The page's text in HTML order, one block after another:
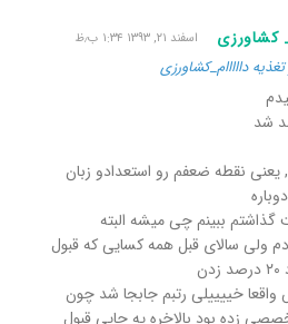
کشاورزی اسفند ۲۱, ۱۳۹۳ ۱:۳۴ ب٫ظ
دااااام_کشاورزی
نقطه ضعفم رو استعدادو زبان
ببینم چی میشه البته
زدم ولی سالای قبل همه کسایی که قبول
خییییلی رتبم جابجا شد چون
زده بود بالاخره یه جایی قبول